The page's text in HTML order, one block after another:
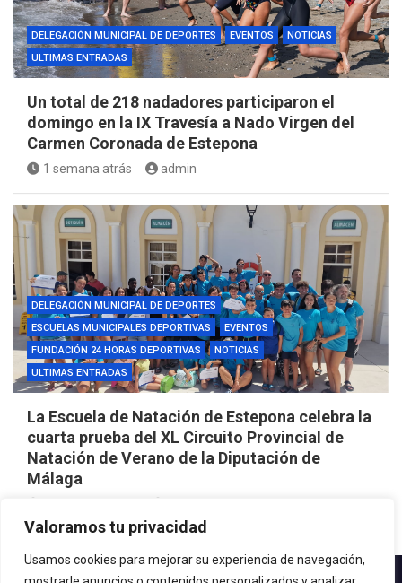
Valoramos tu privacidad
Usamos cookies para mejorar su experiencia de navegación,
DELEGACIÓN MUNICIPAL DE DEPORTES EVENTOS
NOTICIAS
ULTIMAS ENTRADAS
Un total de 218 nadadores participaron el
domingo en la IX Travesía a Nado Virgen del
Carmen Coronada de Estepona
1 semana atrás admin
DELEGACIÓN MUNICIPAL DE DEPORTES
ESCUELAS MUNICIPALES DEPORTIVAS
EVENTOS
FUNDACIÓN 24 HORAS DEPORTIVAS
NOTICIAS
ULTIMAS ENTRADAS
La Escuela de Natación de Estepona celebra la
cuarta prueba del XL Circuito Provincial de
Natación de Verano de la Diputación de
Málaga